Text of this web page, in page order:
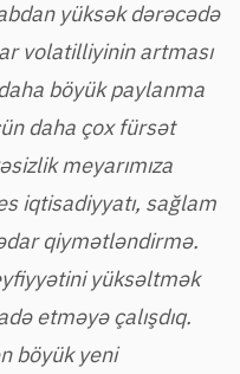
yüksək dərəcədə
volatilliyinin artması
böyük paylanma
daha çox fürsət
meyarımıza
iqtisadiyyatı, sağlam
qiymətləndirmə.
yüksəltmək
etməyə çalışdıq.
böyük yeni